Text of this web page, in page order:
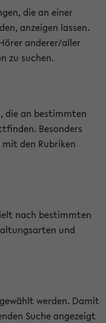
die an einer
anzeigen lassen.
anderer/aller
zu suchen.
die an bestimmten
Besonders
den Rubriken
nach bestimmten
und
werden. Damit
Suche angezeigt